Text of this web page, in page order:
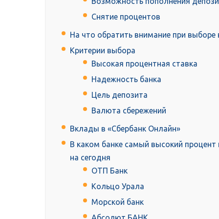
Снятие процентов
На что обратить внимание при выборе
Критерии выбора
Высокая процентная ставка
Надежность банка
Цель депозита
Валюта сбережений
Вклады в «Сбербанк Онлайн»
В каком банке самый высокий
на сегодня
ОТП Банк
Кольцо Урала
Морской банк